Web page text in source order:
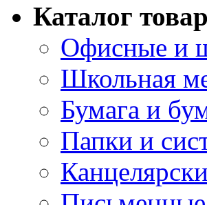
Каталог
Офисные и
Школьная
Бумага и
Папки и